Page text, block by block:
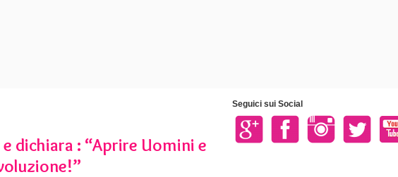
dichiara : “Aprire Uomini e
Seguici sui Social